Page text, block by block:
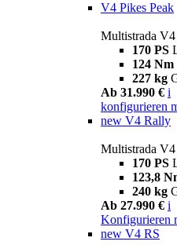
V4 Pikes Peak
Multistrada V4
170 PS
124 Nm
227 kg
Ab 31.990 € i
konfigurieren
new V4 Rally
Multistrada
170 PS
123,8
240 kg
Ab 27.990 € i
Konfigurieren
new V4 RS